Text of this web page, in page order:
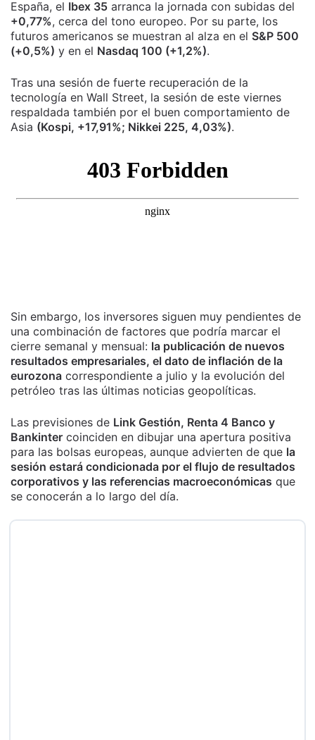
España, el Ibex 35 arranca la jornada con subidas del
+0,77%, cerca del tono europeo. Por su parte, los
futuros americanos se muestran al alza en el S&P 500
(+0,5%) y en el Nasdaq 100 (+1,2%).
Tras una sesión de fuerte recuperación de la
tecnología en Wall Street, la sesión de este viernes
respaldada también por el buen comportamiento de
Asia (Kospi, +17,91%; Nikkei 225, 4,03%).
Sin embargo, los inversores siguen muy pendientes de
una combinación de factores que podría marcar el
cierre semanal y mensual: la publicación de nuevos
resultados empresariales, el dato de inflación de la
eurozona correspondiente a julio y la evolución del
petróleo tras las últimas noticias geopolíticas.
Las previsiones de Link Gestión, Renta 4 Banco y
Bankinter coinciden en dibujar una apertura positiva
para las bolsas europeas, aunque advierten de que la
sesión estará condicionada por el flujo de resultados
corporativos y las referencias macroeconómicas que
se conocerán a lo largo del día.